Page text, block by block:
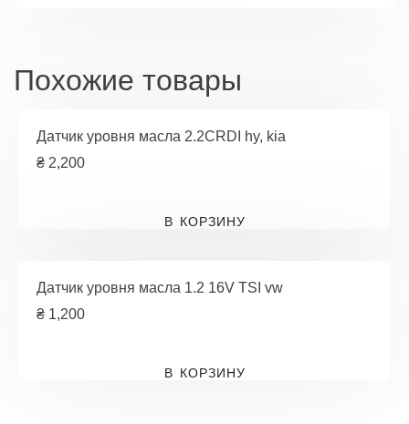
Похожие товары
Датчик уровня масла 2.2CRDI hy, kia
₴ 2,200
В КОРЗИНУ
Датчик уровня масла 1.2 16V TSI vw
₴ 1,200
В КОРЗИНУ